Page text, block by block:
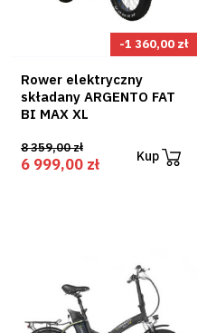
-1 360,00 zł
Rower elektryczny
składany ARGENTO FAT
BI MAX XL
8 359,00 zł
6 999,00 zł Kup